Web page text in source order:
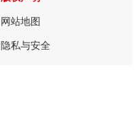
网站地图
隐私与安全